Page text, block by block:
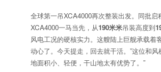
全球第一吊XCA4000再次整装出发。同批
XCA4000一马当先，从190米米吊装高度到
风电工况的硬核实力。这艘陆上巨舰承载
动心了。今天提走，回去就干活。”这位和
地面积小、轻便，干山地太有优势了。”